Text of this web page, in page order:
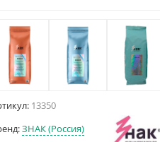
13350
ЗНАК (Россия)